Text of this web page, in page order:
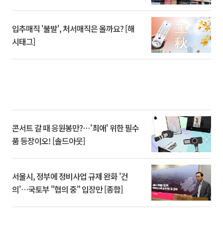
입추매직 '불발', 처서매직은 올까요? [해
시태그]
콘서트 갈 때 응원봉만?⋯'최애' 위한 필수
품 등장이오! [솔드아웃]
서울시, 정부에 정비사업 규제 완화 '건
의'⋯국토부 "협의 중" 입장만 [종합]